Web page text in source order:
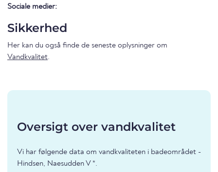
Sociale medier:
Sikkerhed
Her kan du også finde de seneste oplysninger om
Vandkvalitet.
Oversigt over vandkvalitet
Vi har følgende data om vandkvaliteten i badeområdet -
Hindsen, Naesudden V *.